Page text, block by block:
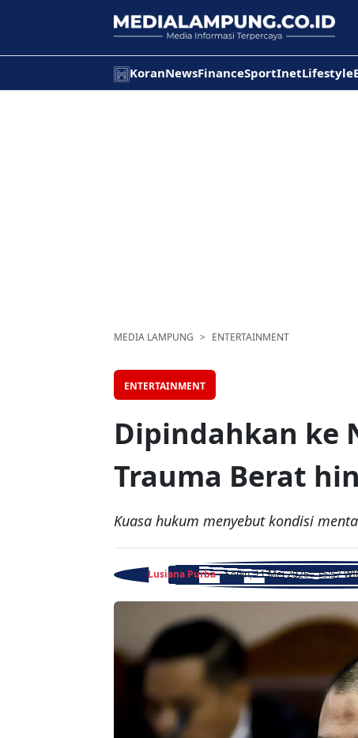
KoranNewsFinanceSportInetLifestyle
MEDIA LAMPUNG ENTERTAINMENT
ENTERTAINMENT
Dipindahkan ke
Trauma Berat
Kuasa hukum menyebut kondisi
Lusiana Purba - Senin, 11 Mei 2026 - 15:57